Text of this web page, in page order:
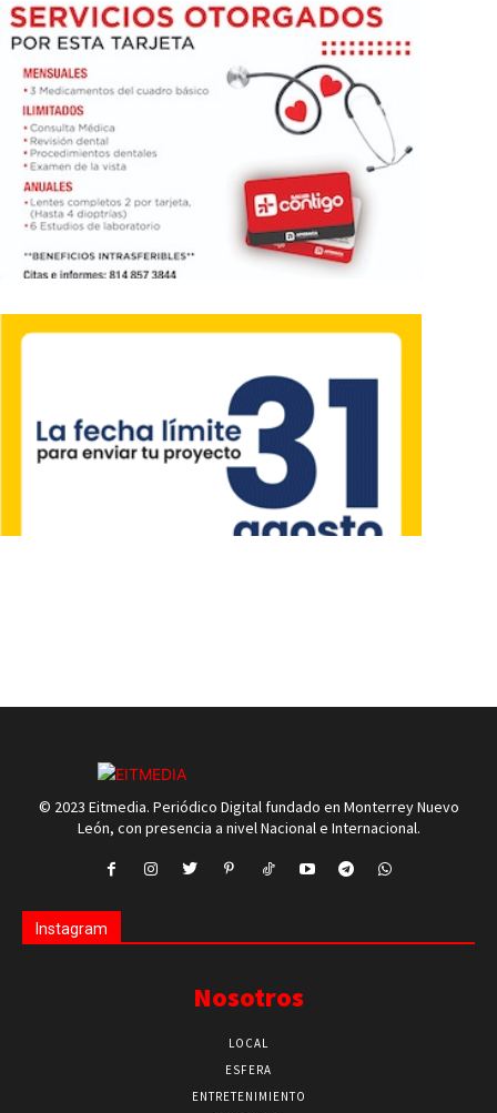
© 2023 Eitmedia. Periódico Digital fundado en Monterrey Nuevo
León, con presencia a nivel Nacional e Internacional.
Instagram
Nosotros
LOCAL
ESFERA
ENTRETENIMIENTO